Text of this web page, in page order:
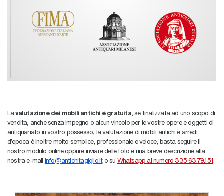
Lavalutazione dei mobili antichi è gratuita, se finalizzata ad uno scopo di
vendita, anche senza impegno o alcun vincolo per le vostre opere e oggetti di
antiquariato in vostro possesso; la valutazione di mobili antichi e arredi
d'epoca è inoltre molto semplice, professionale e veloce, basta seguire il
nostro modulo online oppure inviare delle foto e una breve descrizione alla
nostra e-mail info@antichitagiglio.ito su Whatsapp al numero 335 63.79.151